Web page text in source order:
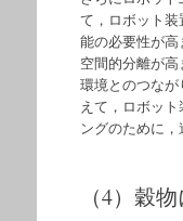
て，ロボット
能の必要性が
空間的分離が
環境とのつな
えて，ロボッ
ングのために，
（4）穀